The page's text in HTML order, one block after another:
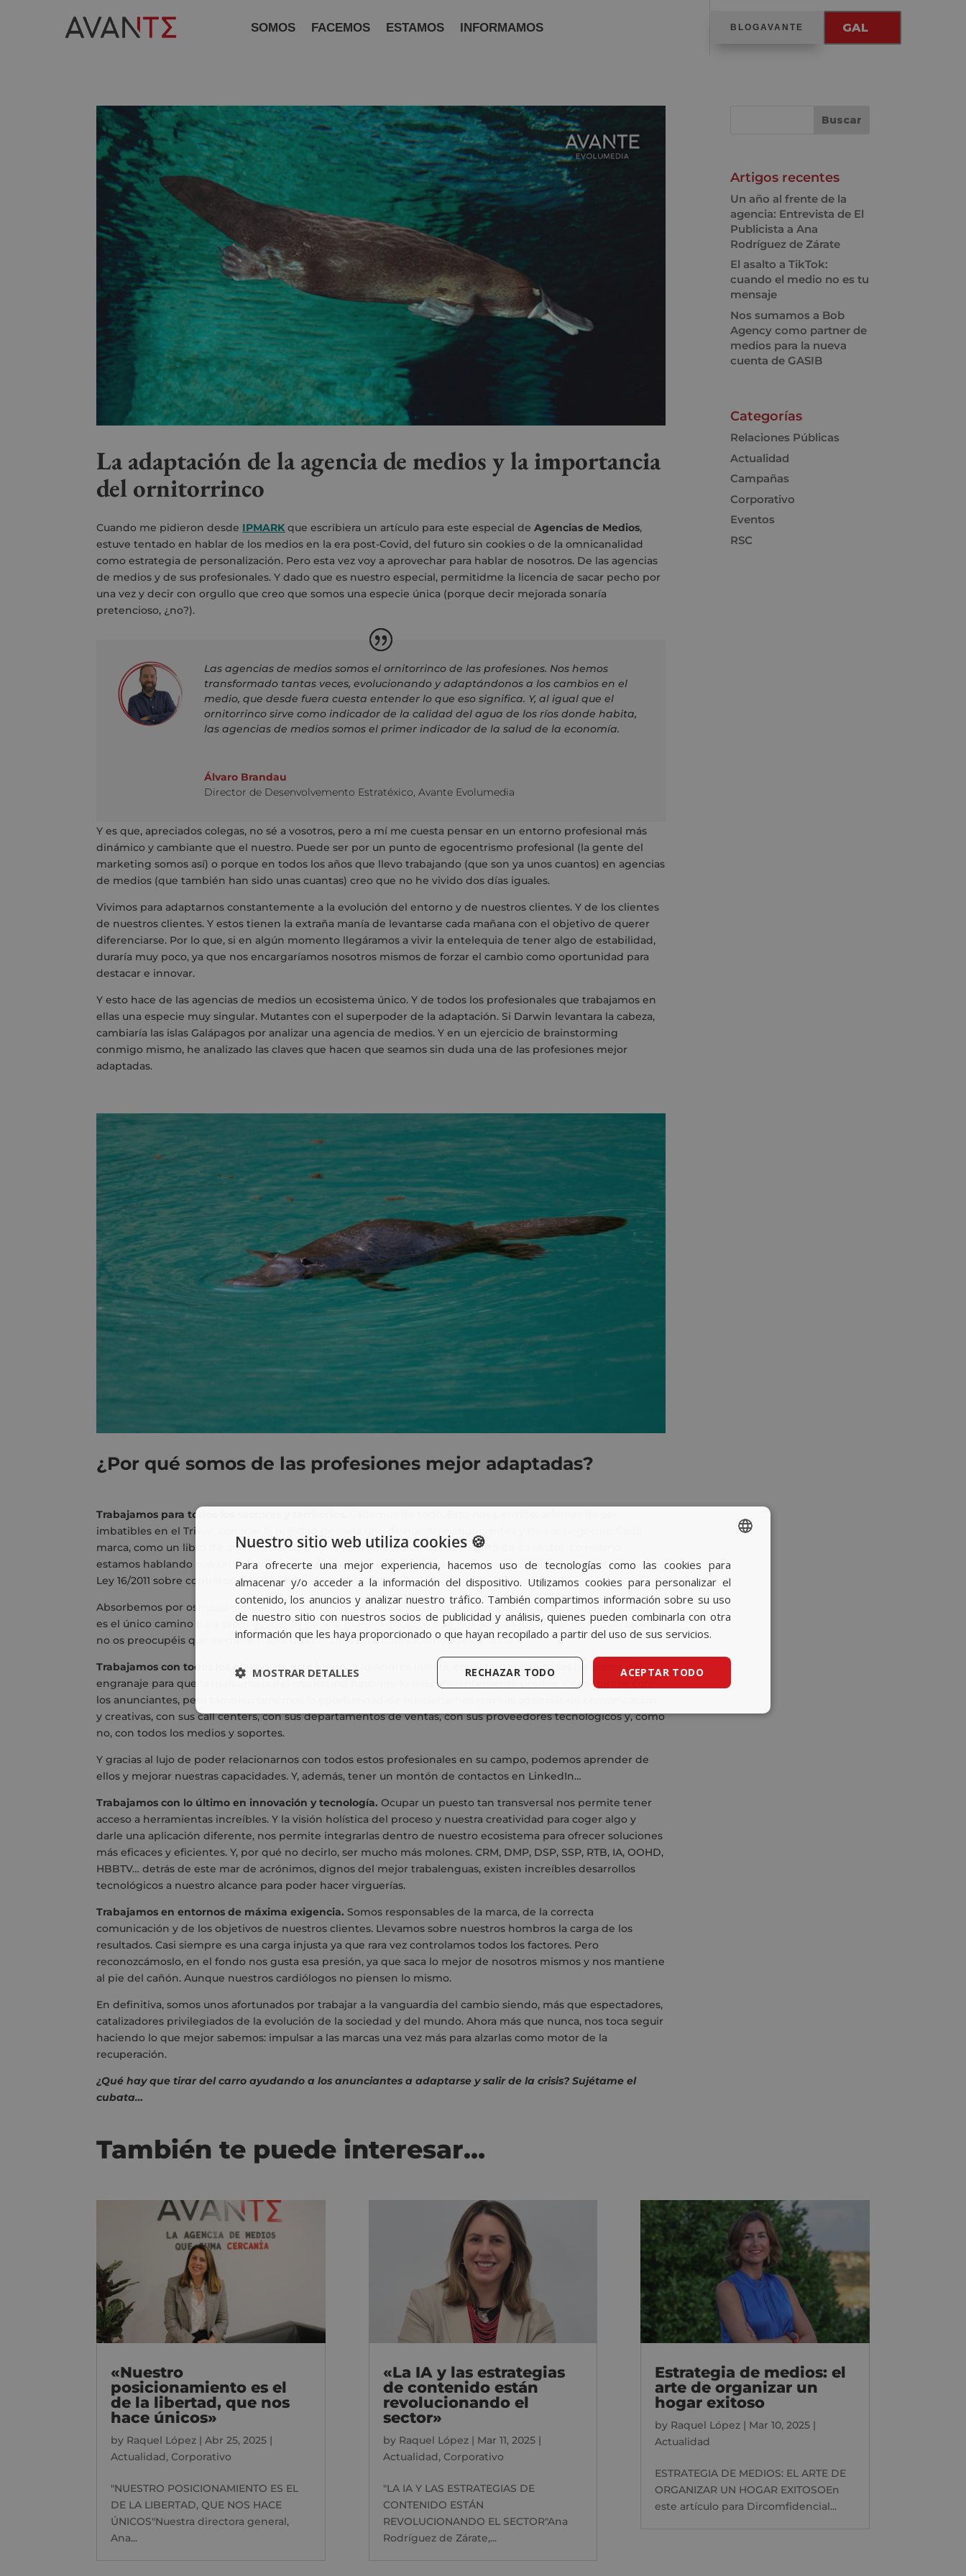
SOMOS FACEMOS ESTAMOS INFORMAMOS BLOGAVANTE GAL
La adaptación de la agencia de medios y la importancia
del ornitorrinco
Cuando me pidieron desde IPMARK que escribiera un artículo para este especial deAgencias de Medios,
estuve tentado en hablar de los medios en la era post-Covid, del futuro sin cookies o de la omnicanalidad
como estrategia de personalización. Pero esta vez voy a aprovechar para hablar de nosotros. De las agencias
de medios y de sus profesionales. Y dado que es nuestro especial, permitidme la licencia de sacar pecho por
una vez y decir con orgullo que creo que somos una especie única (porque decir mejorada sonaría
pretencioso, ¿no?).
Las agencias de medios somos el ornitorrinco de las profesiones. Nos hemos
transformado tantas veces, evolucionando y adaptándonos a los cambios en el
medio, que desde fuera cuesta entender lo que eso significa. Y, al igual que el
ornitorrinco sirve como indicador de la calidad del agua de los ríos donde habita,
las agencias de medios somos el primer indicador de la salud de la economía.
Álvaro Brandau
Director de Desenvolvemento Estratéxico, Avante Evolumedia
Y es que, apreciados colegas, no sé a vosotros, pero a mí me cuesta pensar en un entorno profesional más
dinámico y cambiante que el nuestro. Puede ser por un punto de egocentrismo profesional (la gente del
marketing somos así) o porque en todos los años que llevo trabajando (que son ya unos cuantos) en agencias
de medios (que también han sido unas cuantas) creo que no he vivido dos días iguales.
Vivimos para adaptarnos constantemente a la evolución del entorno y de nuestros clientes. Y de los clientes
de nuestros clientes. Y estos tienen la extraña manía de levantarse cada mañana con el objetivo de querer
diferenciarse. Por lo que, si en algún momento llegáramos a vivir la entelequia de tener algo de estabilidad,
duraría muy poco, ya que nos encargaríamos nosotros mismos de forzar el cambio como oportunidad para
destacar e innovar.
Y esto hace de las agencias de medios un ecosistema único. Y de todos los profesionales que trabajamos en
ellas una especie muy singular. Mutantes con el superpoder de la adaptación. Si Darwin levantara la cabeza,
cambiaría las islas Galápagos por analizar una agencia de medios. Y en un ejercicio de brainstorming
conmigo mismo, he analizado las claves que hacen que seamos sin duda una de las profesiones mejor
adaptadas.
¿Por qué somos de las profesiones mejor adaptadas?
Trabajamos para todos los sectores y territorios.
imbatibles en el Trivial, conocer la realidad de cada uno de nuestros anunciantes y de sus negocios. Cada
marca, como un libro de una biblioteca, es una oportunidad de conocimiento de su sector. Lo mismo
estamos hablando con un anunciante del proceso de cultivo de la remolacha azucarera que con otro de la
Ley 16/2011 sobre contratos de créditos al consumo.
Absorbemos por osmosis natural lo fundamental de cada uno de los clientes con los que colaboramos. Este
es el único camino para saber ayudarles de una manera eficaz. Y, si se nos acaban los temas de conversación,
no os preocupéis que siempre habrá un concurso listo para sacarnos de la rutina.
Trabajamos con todos los players de este juego.A lo Andrés Iniesta, conectamos con todas las piezas del
engranaje para que la maquinaria del marketing funcione lo más eficientemente posible. Conectamos con
los anunciantes, pero también tenemos la oportunidad de relacionarnos con sus agencias de comunicación
y creativas, con sus call centers, con sus departamentos de ventas, con sus proveedores tecnológicos y, como
no, con todos los medios y soportes.
Y gracias al lujo de poder relacionarnos con todos estos profesionales en su campo, podemos aprender de
ellos y mejorar nuestras capacidades. Y, además, tener un montón de contactos en LinkedIn…
Trabajamos con lo último en innovación y tecnología. Ocupar un puesto tan transversal nos permite tener
acceso a herramientas increíbles. Y la visión holística del proceso y nuestra creatividad para coger algo y
darle una aplicación diferente, nos permite integrarlas dentro de nuestro ecosistema para ofrecer soluciones
más eficaces y eficientes. Y, por qué no decirlo, ser mucho más molones. CRM, DMP, DSP, SSP, RTB, IA, OOHD,
HBBTV… detrás de este mar de acrónimos, dignos del mejor trabalenguas, existen increíbles desarrollos
tecnológicos a nuestro alcance para poder hacer virguerías.
Trabajamos en entornos de máxima exigencia. Somos responsables de la marca, de la correcta
comunicación y de los objetivos de nuestros clientes. Llevamos sobre nuestros hombros la carga de los
resultados. Casi siempre es una carga injusta ya que rara vez controlamos todos los factores. Pero
reconozcámoslo, en el fondo nos gusta esa presión, ya que saca lo mejor de nosotros mismos y nos mantiene
al pie del cañón. Aunque nuestros cardiólogos no piensen lo mismo.
En definitiva, somos unos afortunados por trabajar a la vanguardia del cambio siendo, más que espectadores,
catalizadores privilegiados de la evolución de la sociedad y del mundo. Ahora más que nunca, nos toca seguir
haciendo lo que mejor sabemos: impulsar a las marcas una vez más para alzarlas como motor de la
recuperación.
¿Qué hay que tirar del carro ayudando a los anunciantes a adaptarse y salir de la crisis? Sujétame el
cubata…
Artigos recentes
Un año al frente de la
agencia: Entrevista de El
Publicista a Ana
Rodríguez de Zárate
El asalto a TikTok:
cuando el medio no es tu
mensaje
Nos sumamos a Bob
Agency como partner de
medios para la nueva
cuenta de GASIB
Categorías
Relaciones Públicas
Actualidad
Campañas
Corporativo
Eventos
RSC
También te puede interesar…
«Nuestro
posicionamiento es el
de la libertad, que nos
hace únicos»
by Raquel López |Abr 25, 2025 |
Actualidad, Corporativo
"NUESTRO POSICIONAMIENTO ES EL
DE LA LIBERTAD, QUE NOS HACE
ÚNICOS"Nuestra directora general,
Ana...
«La IA y las estrategias
de contenido están
revolucionando el
sector»
by Raquel López| Mar 11, 2025|
Actualidad, Corporativo
"LA IA Y LAS ESTRATEGIAS DE
CONTENIDO ESTÁN
REVOLUCIONANDO EL SECTOR"Ana
Rodríguez de Zárate,...
Estrategia de medios: el
arte de organizar un
hogar exitoso
by Raquel López| Mar 10, 2025|
Actualidad
ESTRATEGIA DE MEDIOS: EL ARTE DE
ORGANIZAR UN HOGAR EXITOSOEn
este artículo para Dircomfidencial...
SPANISH
BASQUE
CATALAN
ENGLISH
Nuestro sitio web utiliza cookies 🍪
Para ofrecerte una mejor experiencia, hacemos uso de tecnologías como las cookies para
almacenar y/o acceder a la información del dispositivo. Utilizamos cookies para personalizar el
contenido, los anuncios y analizar nuestro tráfico. También compartimos información sobre su uso
de nuestro sitio con nuestros socios de publicidad y análisis, quienes pueden combinarla con otra
información que les haya proporcionado o que hayan recopilado a partir del uso de sus servicios.
ACEPTAR TODO
RECHAZAR TODO
MOSTRAR DETALLES